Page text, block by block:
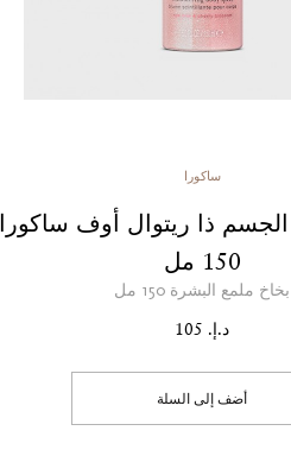
ساكورا
ذا ريتوال أوف ساكورا
150 مل
بخاخ ملمع البشرة 150 مل
د.إ. 105
أضف إلى السلة